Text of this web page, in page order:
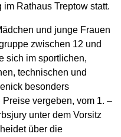
Rathaus Treptow statt.
und junge Frauen
zwischen 12 und
sich im sportlichen,
technischen und
besonders
vergeben, vom 1. –
unter dem Vorsitz
über die